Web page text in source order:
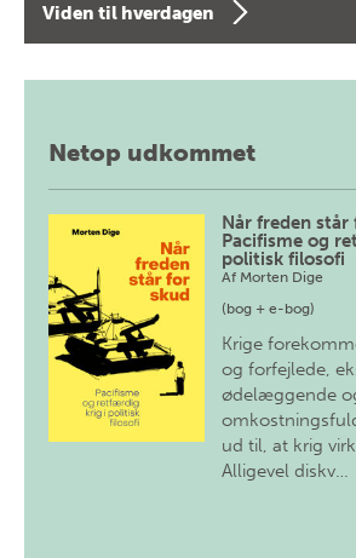
Viden til hverdagen
Netop udkommet
Når freden står
Pacifisme og
politisk filosofi
Af Morten Dige
(bog + e-bog)
Krige
og forfejlede,
ødelæggende
ud til, at krig
Alligevel diskv…